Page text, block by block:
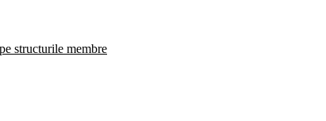
structurile membre